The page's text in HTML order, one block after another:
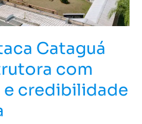
Cataguá
com
e credibilidade